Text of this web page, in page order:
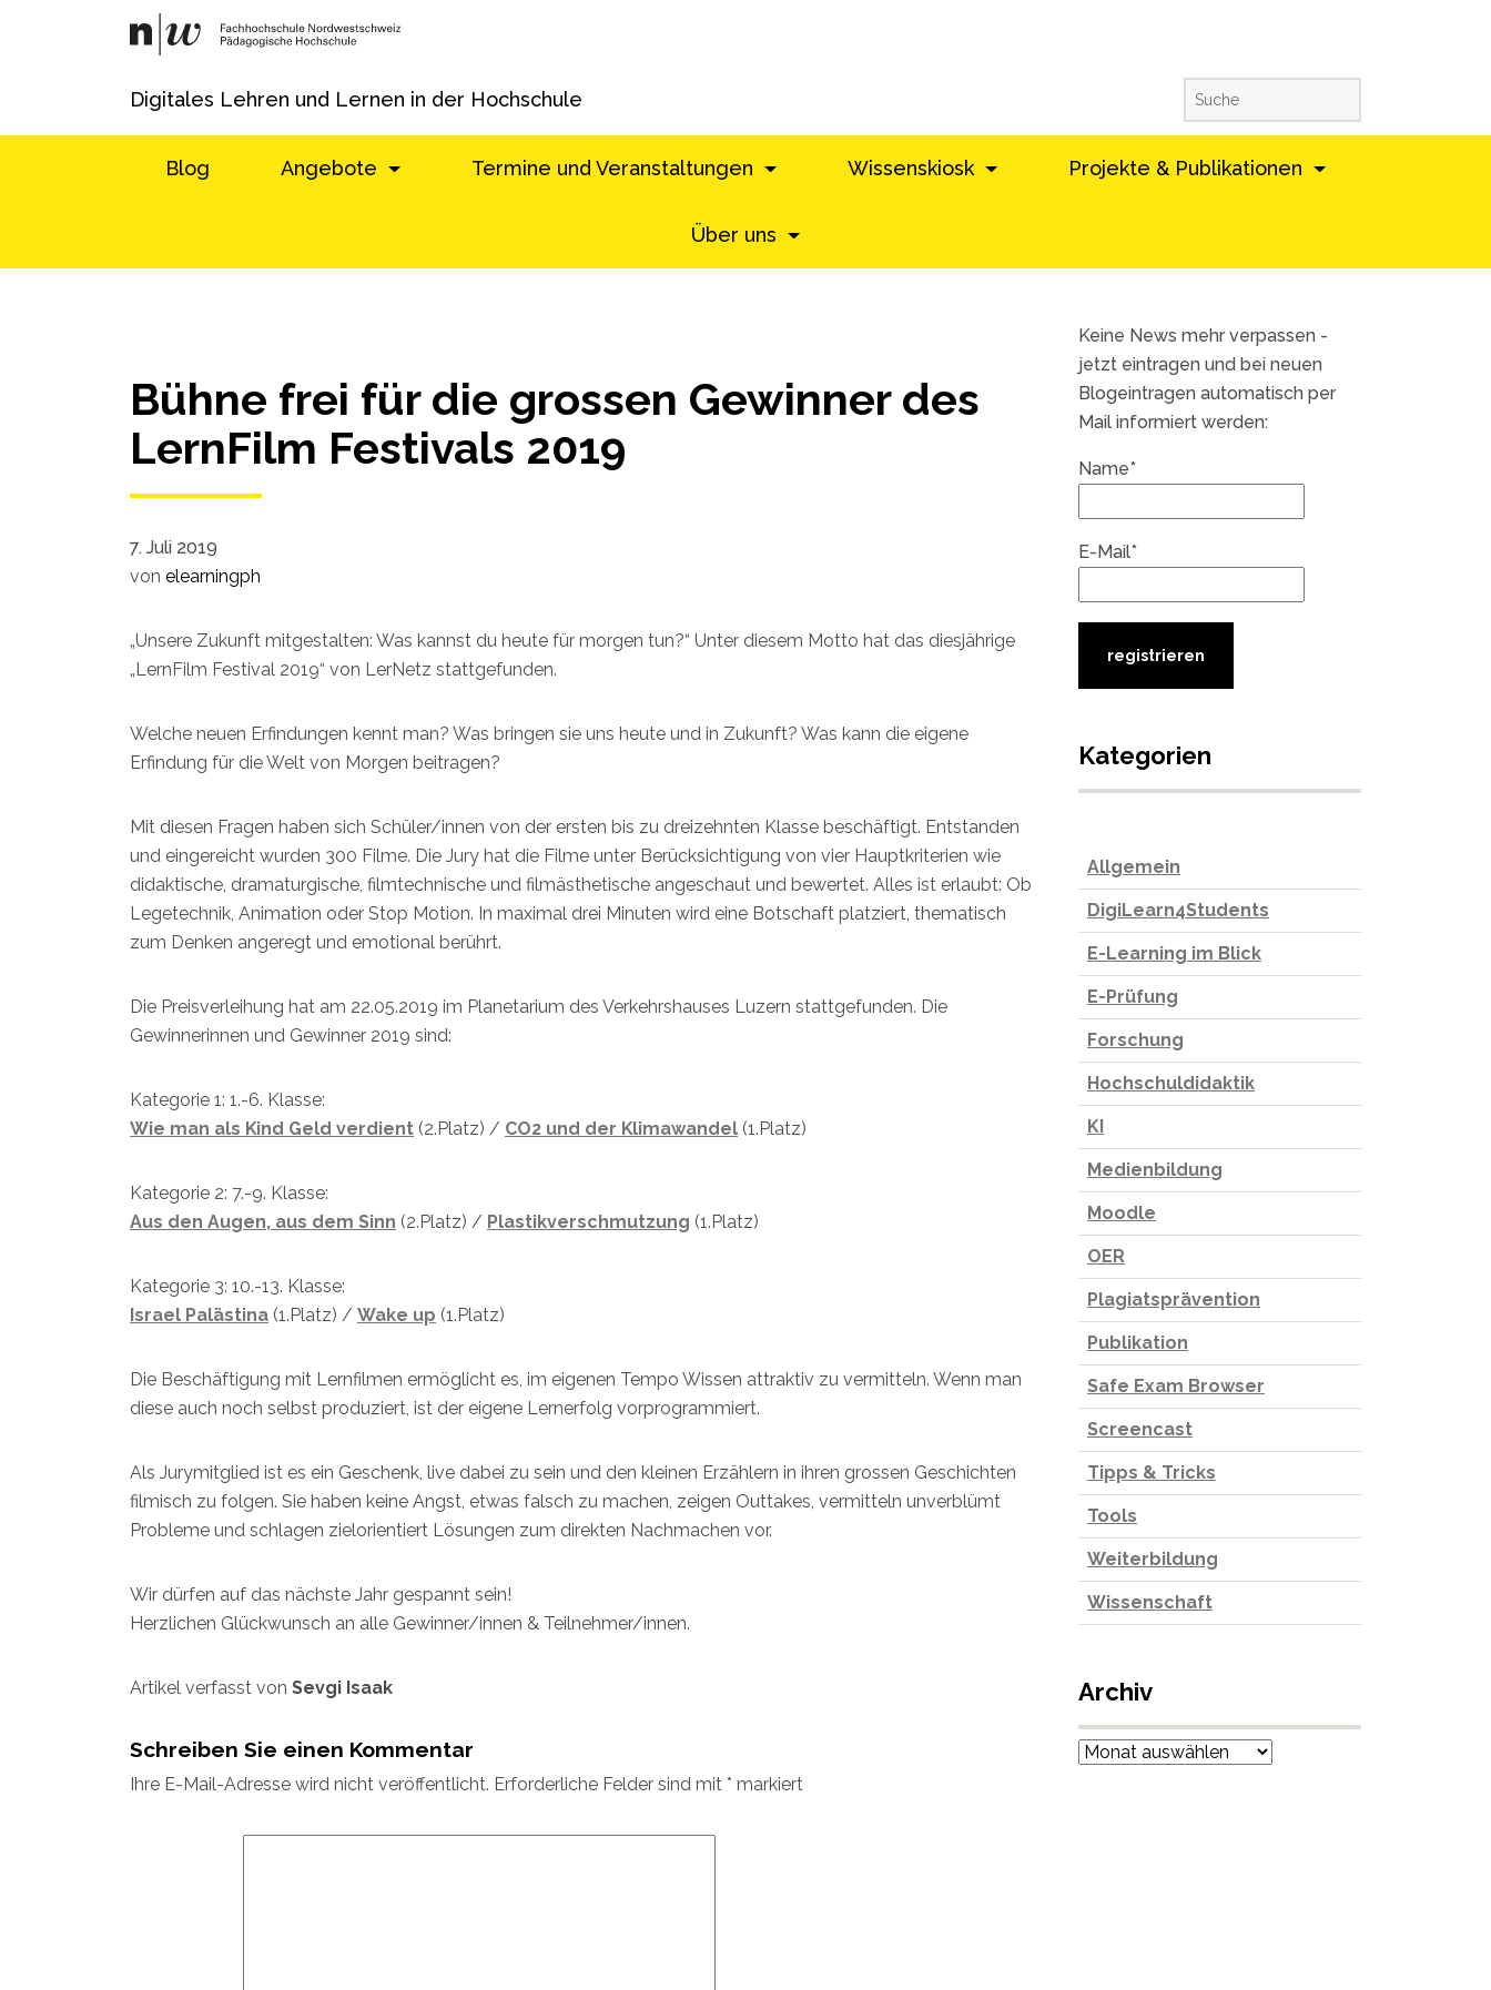
Digitales Lehren und Lernen in der Hochschule
Blog Angebote Termine und Veranstaltungen Wissenskiosk Projekte & Publikationen
Über uns
Bühne frei für die grossen Gewinner des
LernFilm Festivals 2019
7. Juli 2019
von elearningph
„Unsere Zukunft mitgestalten: Was kannst du heute für morgen tun?“ Unter diesem Motto hat das diesjährige
„LernFilm Festival 2019“ von LerNetz stattgefunden.
Welche neuen Erfindungen kennt man? Was bringen sie uns heute und in Zukunft? Was kann die eigene
Erfindung für die Welt von Morgen beitragen?
Mit diesen Fragen haben sich Schüler/innen von der ersten bis zu dreizehnten Klasse beschäftigt. Entstanden
und eingereicht wurden 300 Filme. Die Jury hat die Filme unter Berücksichtigung von vier Hauptkriterien wie
didaktische, dramaturgische, filmtechnische und filmästhetische angeschaut und bewertet. Alles ist erlaubt: Ob
Legetechnik, Animation oder Stop Motion. In maximal drei Minuten wird eine Botschaft platziert, thematisch
zum Denken angeregt und emotional berührt.
Die Preisverleihung hat am 22.05.2019 im Planetarium des Verkehrshauses Luzern stattgefunden. Die
Gewinnerinnen und Gewinner 2019 sind:
Kategorie 1: 1.-6. Klasse:
Wie man als Kind Geld verdient (2.Platz) / CO2 und der Klimawandel (1.Platz)
Kategorie 2: 7.-9. Klasse:
Aus den Augen, aus dem Sinn (2.Platz) / Plastikverschmutzung (1.Platz)
Kategorie 3: 10.-13. Klasse:
Israel Palästina (1.Platz) / Wake up (1.Platz)
Die Beschäftigung mit Lernfilmen ermöglicht es, im eigenen Tempo Wissen attraktiv zu vermitteln. Wenn man
diese auch noch selbst produziert, ist der eigene Lernerfolg vorprogrammiert.
Als Jurymitglied ist es ein Geschenk, live dabei zu sein und den kleinen Erzählern in ihren grossen Geschichten
filmisch zu folgen. Sie haben keine Angst, etwas falsch zu machen, zeigen Outtakes, vermitteln unverblümt
Probleme und schlagen zielorientiert Lösungen zum direkten Nachmachen vor.
Wir dürfen auf das nächste Jahr gespannt sein!
Herzlichen Glückwunsch an alle Gewinner/innen & Teilnehmer/innen.
Artikel verfasst von Sevgi Isaak
Schreiben Sie einen Kommentar
Ihre E-Mail-Adresse wird nicht veröffentlicht. Erforderliche Felder sind mit * markiert
Keine News mehr verpassen -
jetzt eintragen und bei neuen
Blogeintragen automatisch per
Mail informiert werden:
Name*
E-Mail*
Kategorien
Allgemein
DigiLearn4Students
E-Learning im Blick
E-Prüfung
Forschung
Hochschuldidaktik
KI
Medienbildung
Moodle
OER
Plagiatsprävention
Publikation
Safe Exam Browser
Screencast
Tipps & Tricks
Tools
Weiterbildung
Wissenschaft
Archiv
Archiv